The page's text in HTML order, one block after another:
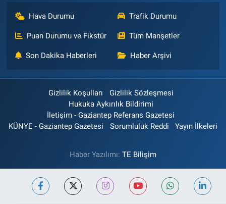
Hava Durumu Trafik Durumu
Puan Durumu ve Fikstür Tüm Manşetler
Son Dakika Haberleri Haber Arşivi
Gizlilik Koşulları
Gizlilik Sözleşmesi
Hukuka Aykırılık Bildirimi
İletişim - Gaziantep Referans Gazetesi
KÜNYE - Gaziantep Gazetesi
Sorumluluk Reddi Yayın İlkeleri
Haber Yazılımı: TE Bilişim